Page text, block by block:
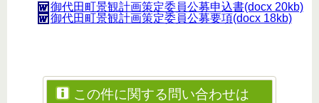
御代田町景観計画策定委員公募申込書(docx 20kb)
御代田町景観計画策定委員公募要項(docx 18kb)
この件に関する問い合わせは